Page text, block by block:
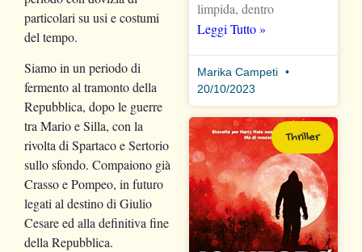
particolari su usi e costumi
del tempo.
Siamo in un periodo di
fermento al tramonto della
Repubblica, dopo le guerre
tra Mario e Silla, con la
rivolta di Spartaco e Sertorio
sullo sfondo. Compaiono già
Crasso e Pompeo, in futuro
legati al destino di Giulio
Cesare ed alla definitiva fine
della Repubblica.
limpida, dentro
Leggi Tutto »
Marika Campeti
20/10/2023
Thriller